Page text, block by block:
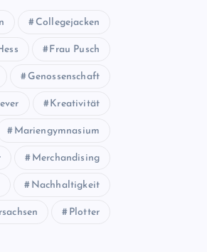
Collegejacken
Frau Pusch
Genossenschaft
Kreativität
Mariengymnasium
Merchandising
Nachhaltigkeit
Plotter